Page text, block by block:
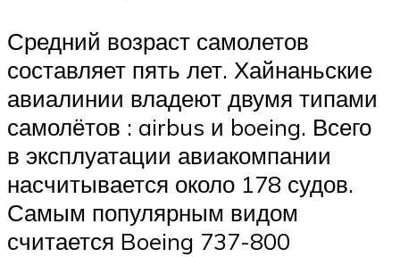
Средний возраст самолетов
составляет пять лет. Хайнаньские
авиалинии владеют двумя типами
самолётов : airbus и boeing. Всего
в эксплуатации авиакомпании
насчитывается около 178 судов.
Самым популярным видом
считается Boeing 737-800